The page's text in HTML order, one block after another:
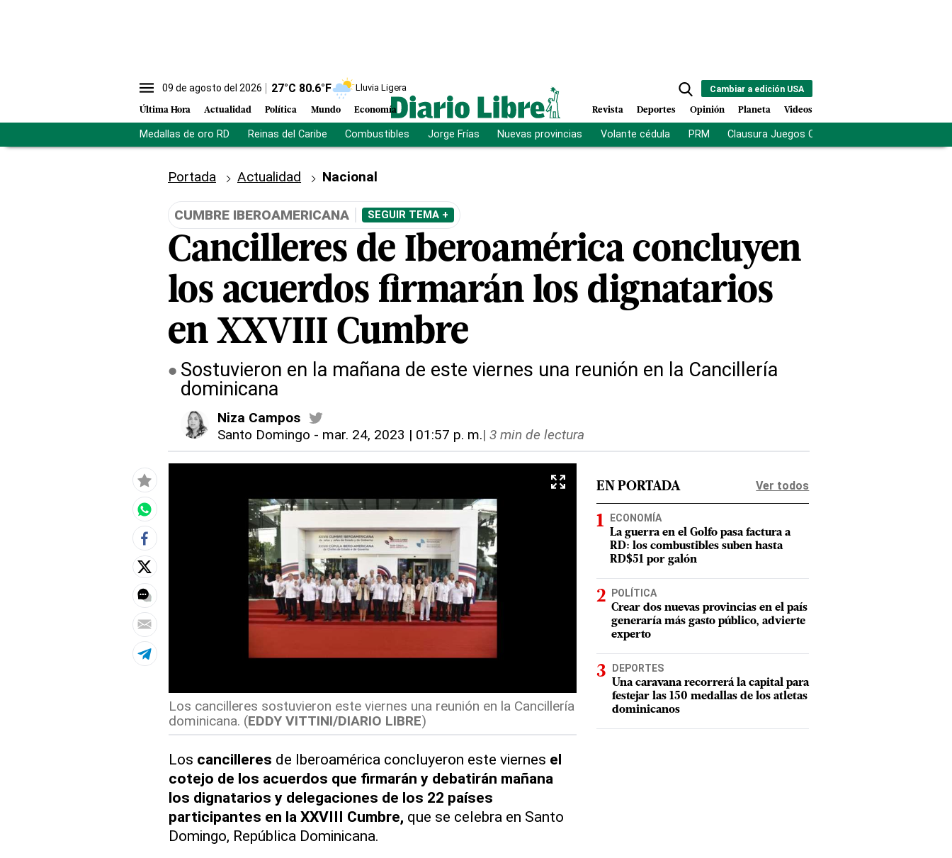
09 de agosto del 2026 27°C 80.6°F Lluvia Ligera
Última Hora Actualidad Política Mundo Economía
Cambiar a edición USA
Revista Deportes Opinión Planeta Videos
Medallas de oro RD Reinas del Caribe Combustibles Jorge Frías Nuevas provincias Volante cédula PRM Clausura Juegos Centroamericanos
Portada Actualidad Nacional
CUMBRE IBEROAMERICANA SEGUIR TEMA +
Cancilleres de Iberoamérica concluyen
los acuerdos firmarán los dignatarios
en XXVIII Cumbre
Sostuvieron en la mañana de este viernes una reunión en la Cancillería
dominicana
Niza Campos
Santo Domingo - mar. 24, 2023 | 01:57 p. m.| 3 min de lectura
Los cancilleres sostuvieron este viernes una reunión en la Cancillería
dominicana. (EDDY VITTINI/DIARIO LIBRE)
Los cancilleres de Iberoamérica concluyeron este viernes el
cotejo de los acuerdos que firmarán y debatirán mañana
los dignatarios y delegaciones de los 22 países
participantes en la XXVIII Cumbre, que se celebra en Santo
Domingo, República Dominicana.
EN PORTADA Ver todos
ECONOMÍA
La guerra en el Golfo pasa factura a
RD: los combustibles suben hasta
RD$51 por galón
POLÍTICA
Crear dos nuevas provincias en el país
generaría más gasto público, advierte
experto
DEPORTES
Una caravana recorrerá la capital para
festejar las 150 medallas de los atletas
dominicanos